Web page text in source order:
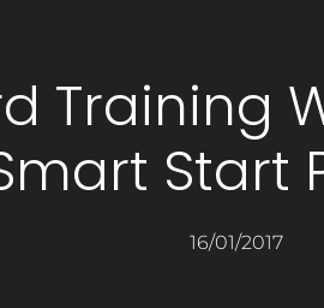
Training
Start
16/01/2017